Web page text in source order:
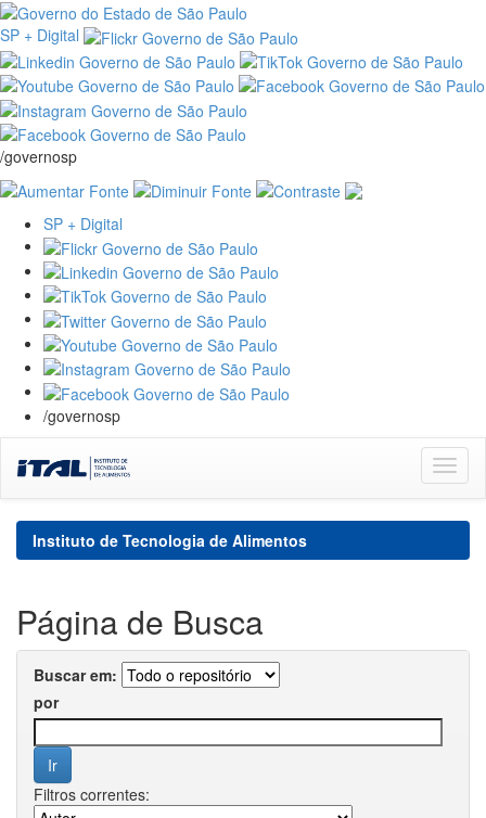
SP + Digital
/governosp
SP + Digital
/governosp
navigation
Instituto de Tecnologia de Alimentos
Página de Busca
Buscar em:
por
Filtros correntes: